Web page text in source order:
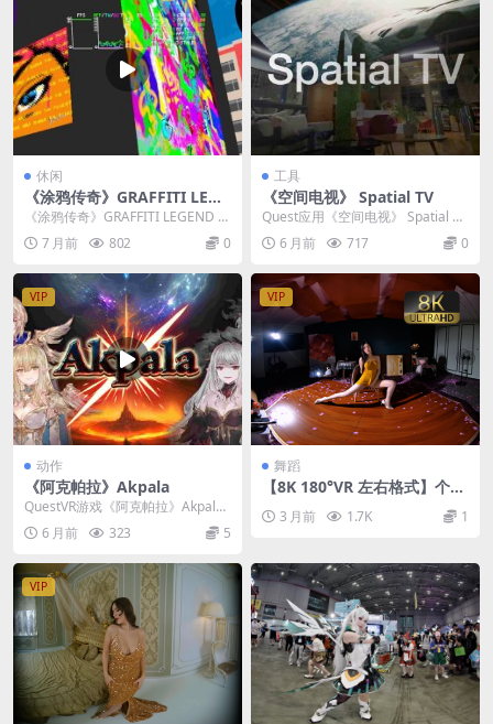
休闲
《涂鸦传奇》GRAFFITI LEGE
ND v2.2.22
《涂鸦传奇》GRAFFITI LEGEND 涂
鸦传奇是一款别具一格的喷雾模拟
引擎...7 月前 802 0
工具
《空间电视》 Spatial TV
Quest应用《空间电视》 Spatial TV
利用空间计算技术打造的下一代
电...6 月前 717 0
VIP
动作
《阿克帕拉》Akpala
QuestVR游戏《阿克帕拉》Akpala
是由日本独立游戏工作室Redefin...
6 月前 323 5
VIP
舞蹈
【8K 180°VR 左右格式】个人
3 月前 1.7K 1
VIP